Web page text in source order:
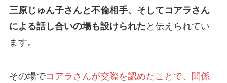
三原じゅん子さんと不倫相手、そしてコアラさん
による話し合いの場も設けられた と伝えられてい
ます。
その場でコアラさんが交際を認めたことで、関係